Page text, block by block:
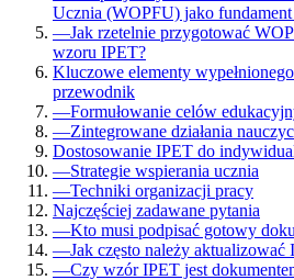
Ucznia (WOPFU) jako
—Jak rzetelnie przygotować
wzoru IPET?
Kluczowe elementy
przewodnik
—Formułowanie celów
—Zintegrowane działania
Dostosowanie IPET do
—Strategie wspierania ucznia
—Techniki organizacji pracy
Najczęściej zadawane pytania
—Kto musi podpisać gotowy
—Jak często należy aktualizować
—Czy wzór IPET jest